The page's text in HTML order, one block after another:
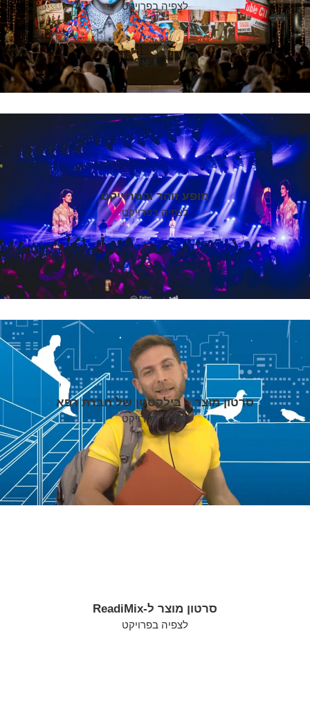
לצפיה בפרויקט
מופע זוהר והפרוייקט
לצפיה בפרויקט
סרטון מוצר – בילקסטן של חברת רפא
לצפיה בפרויקט
סרטון מוצר ל-ReadiMix
לצפיה בפרויקט